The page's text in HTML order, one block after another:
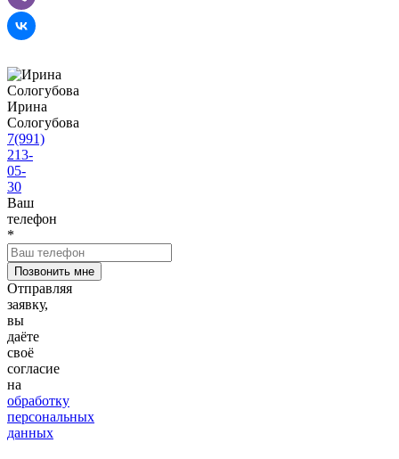
Ирина
Сологубова
7(991)
213-
05-
30
Ваш
телефон
*
Отправляя
заявку,
вы
даёте
своё
согласие
на
обработку
персональных
данных